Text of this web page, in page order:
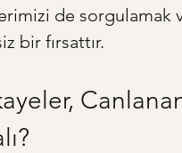
de sorgulamak
bir fırsattır.